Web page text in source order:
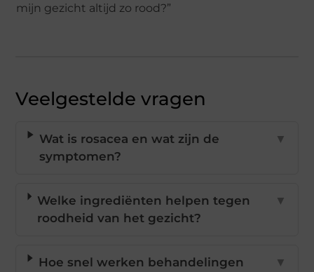
mijn gezicht altijd zo rood?”
Veelgestelde vragen
Wat is rosacea en wat zijn de
symptomen?
▼
Welke ingrediënten helpen tegen
roodheid van het gezicht?
▼
Hoe snel werken behandelingen
▼